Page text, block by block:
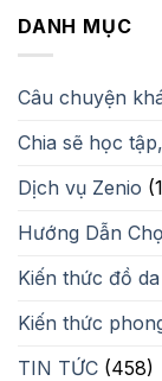
DANH MỤC
Câu chuyện
Chia sẽ học
Dịch vụ Zenio
Hướng Dẫn
Kiến thức đồ da
Kiến thức
TIN TỨC (458)